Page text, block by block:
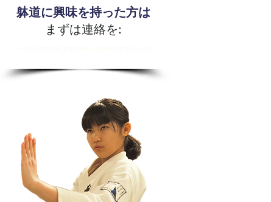
躰道に興味を持った方は
まずは連絡を: